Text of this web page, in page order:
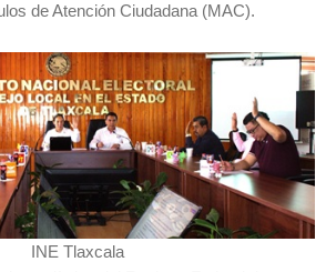
de Atención Ciudadana (MAC).
INE Tlaxcala